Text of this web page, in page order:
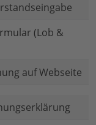
(Lob &
auf Webseite